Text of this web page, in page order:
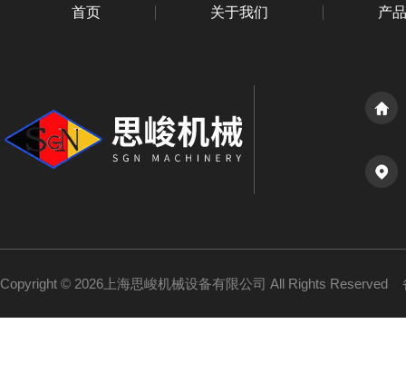
首页 关于我们 产
Copyright © 2026上海思峻机械设备有限公司 All Rights Reserved